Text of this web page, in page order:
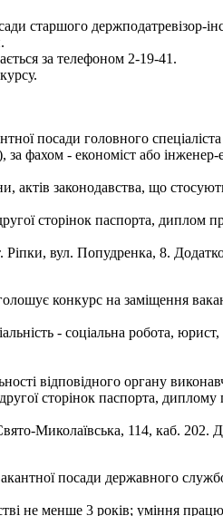
старшого держподатревізор-
за телефоном 2-19-41.
посади головного
фахом - економіст або
законодавства, що
сторінок паспорта, диплом
вул. Попудренка, 8.
конкурс на заміщення
- соціальна робота,
відповідного органу
сторінок паспорта, диплому
Миколаївська, 114, каб. 202.
посади державного
не менше 3 років; уміння